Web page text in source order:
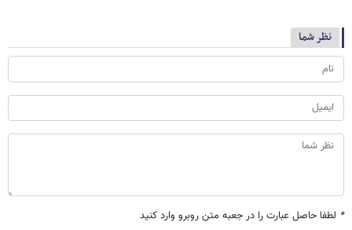
نظر شما
* لطفا حاصل عبارت را در جعبه متن روبرو وارد کنید